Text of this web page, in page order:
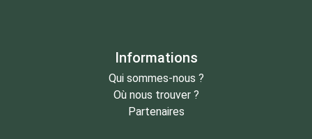
Informations
Qui sommes-nous ?
Où nous trouver ?
Partenaires